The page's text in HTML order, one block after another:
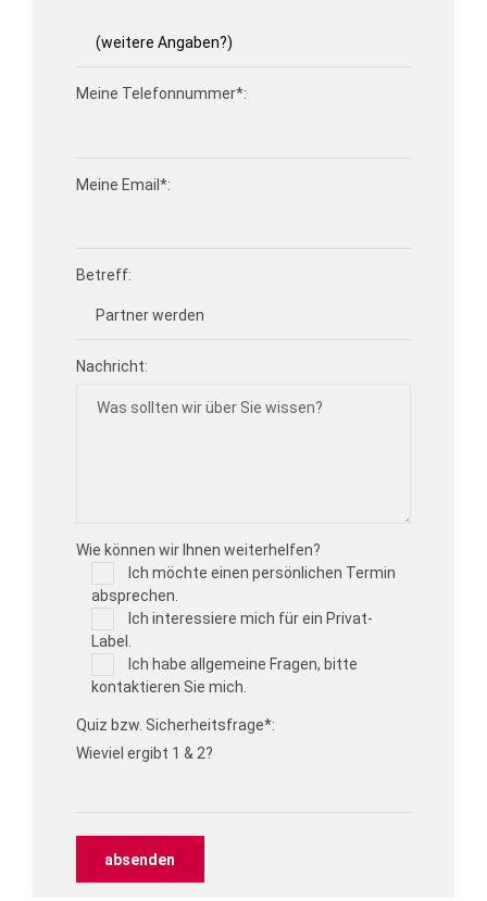
Meine Telefonnummer*:
Meine Email*:
Betreff:
Nachricht:
Wie können wir Ihnen weiterhelfen?
Ich möchte einen persönlichen Termin
absprechen.
Ich interessiere mich für ein Privat-
Label.
Ich habe allgemeine Fragen, bitte
kontaktieren Sie mich.
Quiz bzw. Sicherheitsfrage*:
Wieviel ergibt 1 & 2?